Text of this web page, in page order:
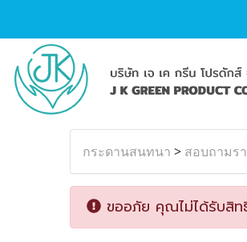
กระดานสนทนา > สอบถามร
ขออภัย คุณไม่ได้รับสิท